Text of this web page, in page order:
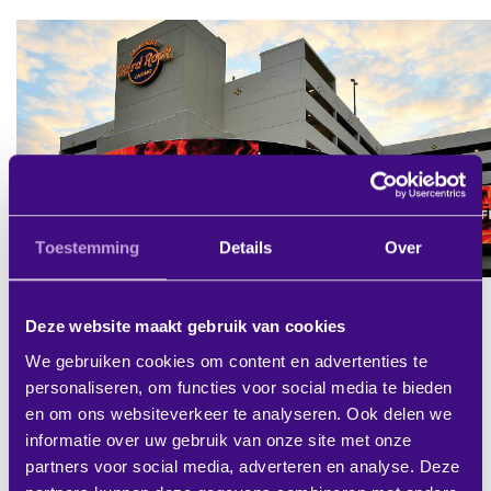
Toestemming Details Over
Deze website maakt gebruik van cookies
We gebruiken cookies om content en advertenties te
personaliseren, om functies voor social media te bieden
en om ons websiteverkeer te analyseren. Ook delen we
informatie over uw gebruik van onze site met onze
partners voor social media, adverteren en analyse. Deze
beeldschermen. Door deze naadloos tegen
elkaar aan te plaatsen kunnen video’s en
afbeeldingen worden weergegeven op zeer